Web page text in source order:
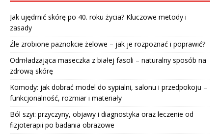
Jak ujędrnić skórę po 40. roku życia? Kluczowe metody i
zasady
Źle zrobione paznokcie żelowe – jak je rozpoznać i poprawić?
Odmładzająca maseczka z białej fasoli – naturalny sposób na
zdrową skórę
Komody: jak dobrać model do sypialni, salonu i przedpokoju –
funkcjonalność, rozmiar i materiały
Ból szyi: przyczyny, objawy i diagnostyka oraz leczenie od
fizjoterapii po badania obrazowe